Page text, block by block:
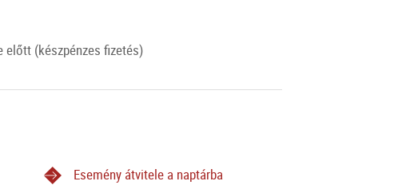
előtt (készpénzes fizetés)
Esemény átvitele a naptárba